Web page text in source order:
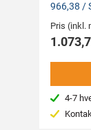
966,38 /
Pris (inkl.
4-7